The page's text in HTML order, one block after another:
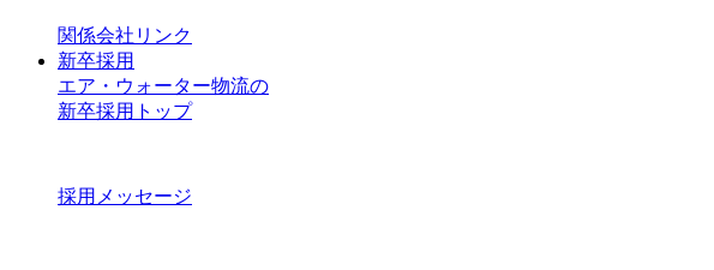
関係会社リンク
新卒採用
エア・ウォーター物流の
新卒採用トップ
採用メッセージ